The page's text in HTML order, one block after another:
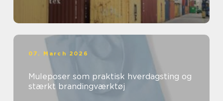
07. March 2026
Muleposer som praktisk hverdagsting og
stærkt brandingværktøj